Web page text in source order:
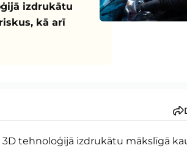
izdrukātu
kā arī
tehnoloģijā izdrukātu mākslīgā